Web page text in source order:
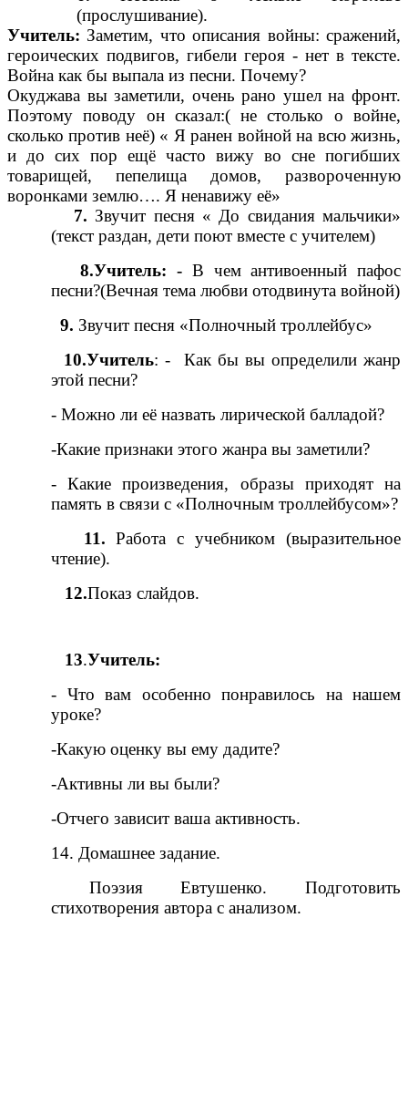
(прослушивание).
Учитель: Заметим, что описания войны: сражений,
героических подвигов, гибели героя - нет в тексте.
Война как бы выпала из песни. Почему?
Окуджава вы заметили, очень рано ушел на фронт.
Поэтому поводу он сказал:( не столько о войне,
сколько против неё) « Я ранен войной на всю жизнь,
и до сих пор ещё часто вижу во сне погибших
товарищей, пепелища домов, развороченную
воронками землю…. Я ненавижу её»
7. Звучит песня « До свидания мальчики»
(текст раздан, дети поют вместе с учителем)
8.Учитель: - В чем антивоенный пафос
песни?(Вечная тема любви отодвинута войной)
9. Звучит песня «Полночный троллейбус»
10.Учитель: - Как бы вы определили жанр
этой песни?
- Можно ли её назвать лирической балладой?
-Какие признаки этого жанра вы заметили?
- Какие произведения, образы приходят на
память в связи с «Полночным троллейбусом»?
11.Работа с учебником (выразительное
чтение).
12.Показ слайдов.
13.Учитель:
- Что вам особенно понравилось на нашем
уроке?
-Какую оценку вы ему дадите?
-Активны ли вы были?
-Отчего зависит ваша активность.
14. Домашнее задание.
Поэзия Евтушенко. Подготовить
стихотворения автора с анализом.